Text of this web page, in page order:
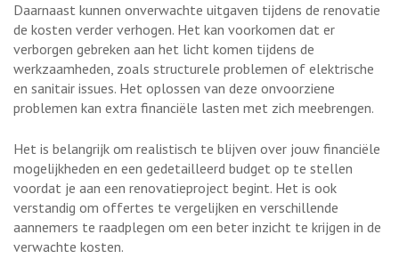
Daarnaast kunnen onverwachte uitgaven tijdens de renovatie
de kosten verder verhogen. Het kan voorkomen dat er
verborgen gebreken aan het licht komen tijdens de
werkzaamheden, zoals structurele problemen of elektrische
en sanitair issues. Het oplossen van deze onvoorziene
problemen kan extra financiële lasten met zich meebrengen.
Het is belangrijk om realistisch te blijven over jouw financiële
mogelijkheden en een gedetailleerd budget op te stellen
voordat je aan een renovatieproject begint. Het is ook
verstandig om offertes te vergelijken en verschillende
aannemers te raadplegen om een beter inzicht te krijgen in de
verwachte kosten.